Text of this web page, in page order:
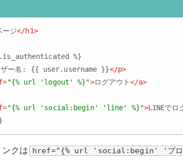
ージ</h1>
%}
ザー名: {{ user.username }}</p>
="{% url 'logout' %}">ログアウト</a>
="{% url 'social:begin' 'line' %}">LINEでロ
クは href="{% url 'social:begin' 'プロ